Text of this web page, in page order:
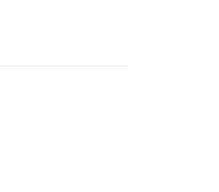
In een
zelf sparen
situatie op
een rij.